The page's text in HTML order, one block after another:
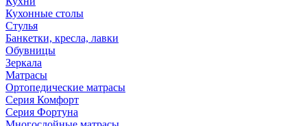
Кухонные столы
Стулья
Банкетки, кресла, лавки
Обувницы
Зеркала
Матрасы
Ортопедические матрасы
Серия Комфорт
Серия Фортуна